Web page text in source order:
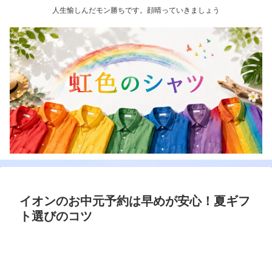
人生愉しんだモン勝ちです。顔晴っていきましょう
イオンのお中元予約は早めが安心！夏ギフ
ト選びのコツ